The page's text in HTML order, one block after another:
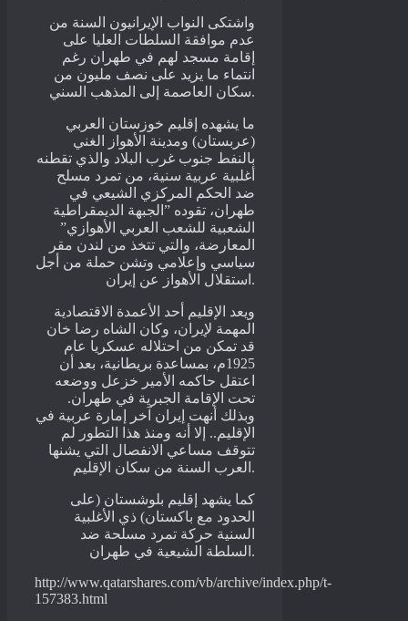
واشتكى النواب الإيرانيون السنة من
عدم موافقة السلطات العليا على
إقامة مسجد لهم في طهران رغم
انتماء ما يزيد على نصف مليون من
سكان العاصمة إلى المذهب السني.
ما يشهده إقليم خوزستان العربي
(عربستان) ومدينة الأهواز الغني
بالنفط جنوب غرب البلاد والذي تقطنه
أغلبية عربية سنية، من تمرد مسلح
ضد الحكم المركزي الشيعي في
طهران، تقوده ”الجبهة الديمقراطية
الشعبية للشعب العربي الأهوازي”
المعارضة، والتي تتخذ من لندن مقر
سياسي وإعلامي وتشن حملة من أجل
استقلال الأهواز عن إيران.
ويعد الإقليم أحد الأعمدة الاقتصادية
المهمة لإيران، وكان الشاه رضا خان
قد تمكن من احتلاله عسكريا عام
1925م، بمساعدة بريطانية، بعد أن
اعتقل حاكمه الأمير خزعل ووضعه
تحت الإقامة الجبرية في طهران.
وبذلك أنهت إيران آخر إمارة عربية في
الإقليم.. إلا أنه ومنذ هذا التطور لم
تتوقف مساعي الانفصال التي يشنها
العرب السنة من سكان الإقليم.
كما يشهد إقليم بلوشستان (على
الحدود مع باكستان) ذي الأغلبية
السنية حركة تمرد مسلحة ضد
السلطة الشيعية في طهران.
http://www.qatarshares.com/vb/archive/index.php/t-
157383.html